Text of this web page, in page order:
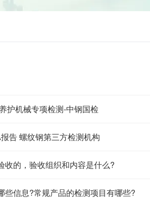
护机械专项检测-中钢国检
告 螺纹钢第三方检测机构
收的，验收组织和内容是什么?
些信息?常规产品的检测项目有哪些?